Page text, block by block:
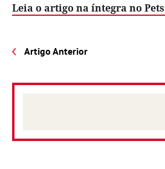
Leia o artigo na íntegra no
Artigo Anterior